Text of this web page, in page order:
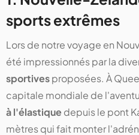
sports extrêmes
Lors de notre voyage en
été impressionnés par la
sportivesproposées. À
capitale mondiale de
à l'élastiquedepuis le pont
mètres qui fait monter